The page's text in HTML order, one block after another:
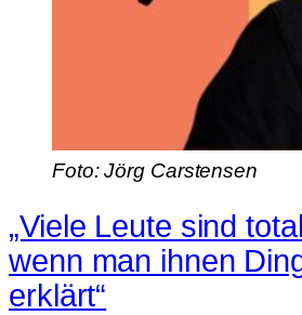
Foto: Jörg Carstensen
„Viele Leute sind
wenn man ihnen
erklärt“